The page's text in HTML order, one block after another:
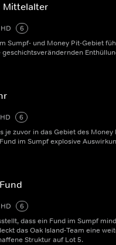
Mittelalter
HD
6
Sumpf- und Money Pit-Gebiet
HD
6
je zuvor in das Gebiet des Money
im Sumpf explosive
HD
6
dass ein Fund im Sumpf
das Oak Island-Team eine
Struktur auf Lot 5.